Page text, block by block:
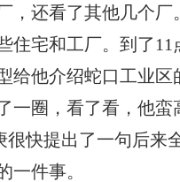
，还看了其他几个
住宅和工厂。到了
给他介绍蛇口工业
一圈，看了看，他
快提出了一句后来
一件事。